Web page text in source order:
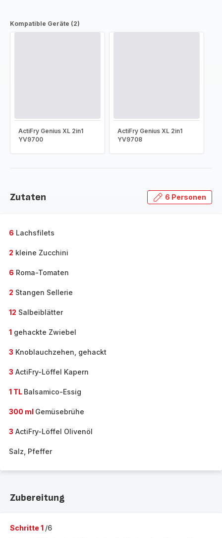
Kompatible Geräte (2)
ActiFry Genius XL 2in1
YV9700
ActiFry Genius XL 2in1
YV9708
Zutaten 6 Personen
6 Lachsfilets
2 kleine Zucchini
6 Roma-Tomaten
2 Stangen Sellerie
12 Salbeiblätter
1 gehackte Zwiebel
3 Knoblauchzehen, gehackt
3 ActiFry-Löffel Kapern
1 TL Balsamico-Essig
300 ml Gemüsebrühe
3 ActiFry-Löffel Olivenöl
Salz, Pfeffer
Zubereitung
Schritte 1 /6